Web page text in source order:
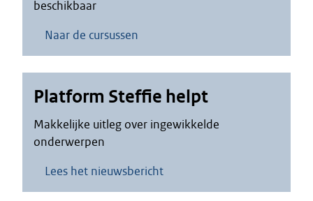
beschikbaar
Naar de cursussen
Platform Steffie helpt
Makkelijke uitleg over ingewikkelde
onderwerpen
Lees het nieuwsbericht